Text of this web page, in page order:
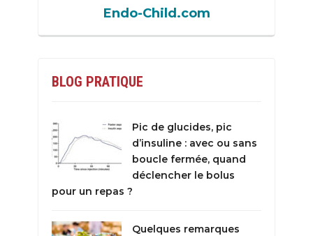
Endo-Child.com
BLOG PRATIQUE
Pic de glucides, pic
d’insuline : avec ou sans
boucle fermée, quand
déclencher le bolus
pour un repas ?
Quelques remarques